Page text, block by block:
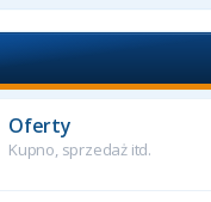
Oferty
Kupno, sprzedaż itd.